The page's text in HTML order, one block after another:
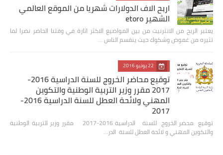
اربح الاف الدولارات شهريا من الموقع العالمي
الشهير etoro
يعتبر الربح من الانترنيت من بين المواضيع الاكثر اثارة في وقتنا الحاضر نضرا لما
تثيره من غموض وشكوك حيث ينقسم الناس …
22 يونيو 2016
توقيع محاضر الخروج للسنة الدراسية 2016-
2017 مقرر وزير التربية الوطنية والتكوين
المهني ولائحة العطل للسنة الدراسية 2016-
2017
توقيع محضر الخروج للسنة الدراسية 2016-2017 مقرر وزير التربية الوطنية
والتكوين المهني و لائحة العطل للسنة الدر…